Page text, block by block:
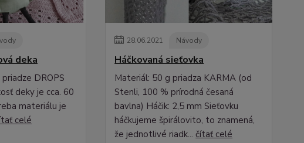
deka
DROPS
deky je cca. 60
materiálu je
celé
28.06.2021 Návody
Háčkovaná sieťovka
Materiál: 50 g priadza KARMA (od
Stenli, 100 % prírodná česaná
bavlna) Háčik: 2,5 mm Sieťovku
háčkujeme špirálovito, to znamená,
že jednotlivé riadk...čítať celé